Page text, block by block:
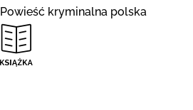
Powieść kryminalna polska